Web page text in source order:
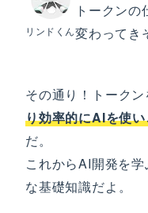
リンドくん
トークン
変わってき
その通り！トーク
り効率的にAIを使
だ。
これからAI開発を
な基礎知識だよ。